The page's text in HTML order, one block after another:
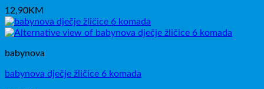
12,90KM
babynova
babynova dječje žličice 6 komada